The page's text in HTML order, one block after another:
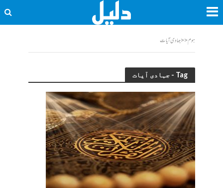
ہوم<<جہادی آیات
Tag - جہادی آیات